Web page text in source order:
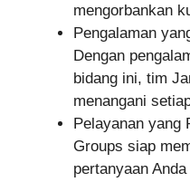
mengorbankan
Pengalaman
Dengan
bidang ini, tim
menangani
Pelayanan yang
Groups siap
pertanyaan